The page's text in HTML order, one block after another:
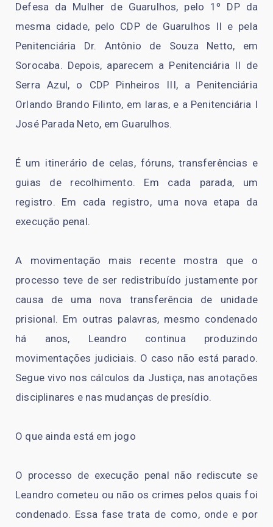
Defesa da Mulher de Guarulhos, pelo 1º DP da
mesma cidade, pelo CDP de Guarulhos II e pela
Penitenciária Dr. Antônio de Souza Netto, em
Sorocaba. Depois, aparecem a Penitenciária II de
Serra Azul, o CDP Pinheiros III, a Penitenciária
Orlando Brando Filinto, em Iaras, e a Penitenciária I
José Parada Neto, em Guarulhos.
É um itinerário de celas, fóruns, transferências e
guias de recolhimento. Em cada parada, um
registro. Em cada registro, uma nova etapa da
execução penal.
A movimentação mais recente mostra que o
processo teve de ser redistribuído justamente por
causa de uma nova transferência de unidade
prisional. Em outras palavras, mesmo condenado
há anos, Leandro continua produzindo
movimentações judiciais. O caso não está parado.
Segue vivo nos cálculos da Justiça, nas anotações
disciplinares e nas mudanças de presídio.
O que ainda está em jogo
O processo de execução penal não rediscute se
Leandro cometeu ou não os crimes pelos quais foi
condenado. Essa fase trata de como, onde e por